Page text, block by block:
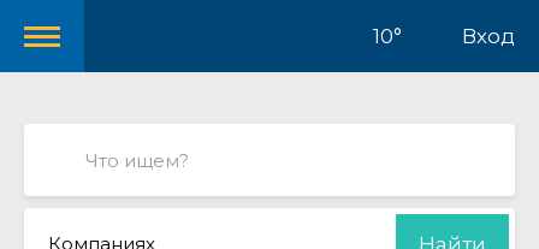
10° Вход
Компаниях Найти